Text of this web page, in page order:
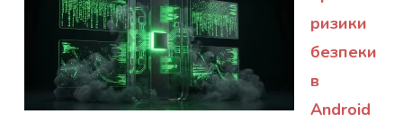
ризики
безпеки
в
Android